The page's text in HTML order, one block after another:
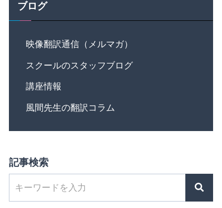
ブログ
映像翻訳通信（メルマガ）
スクールのスタッフブログ
講座情報
風間先生の翻訳コラム
記事検索